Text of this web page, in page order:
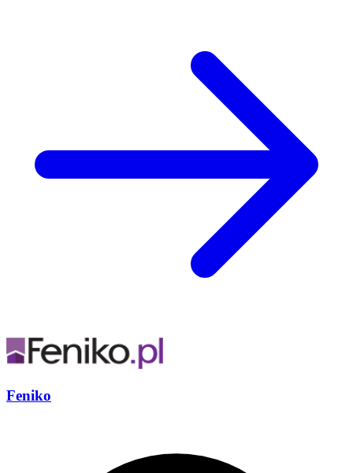
Feniko